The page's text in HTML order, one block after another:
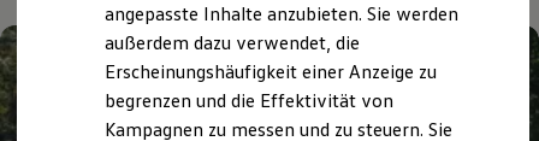
XTL-Dieselkraftstoff
Ersatzteile und Betriebsflüssigkeiten
Original Zubehör und Lifestyle Produkte
myVolkswagen
myVolkswagen Business
Elektrisch & Autonom
angepasste Inhalte anzubieten. Sie werden
außerdem dazu verwendet, die
Erscheinungshäufigkeit einer Anzeige zu
begrenzen und die Effektivität von
Kampagnen zu messen und zu steuern. Sie